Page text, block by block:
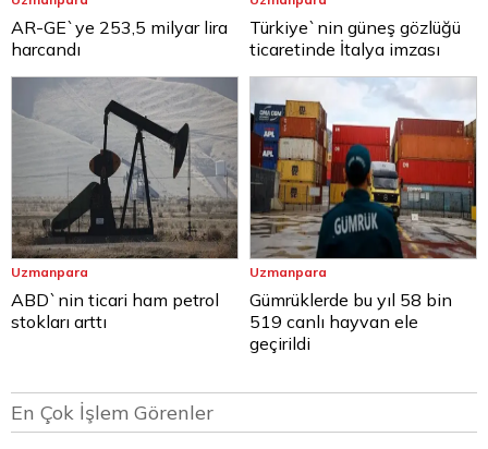
AR-GE`ye 253,5 milyar lira
harcandı
Türkiye`nin güneş gözlüğü
ticaretinde İtalya imzası
Uzmanpara
ABD`nin ticari ham petrol
stokları arttı
Uzmanpara
Gümrüklerde bu yıl 58 bin
519 canlı hayvan ele
geçirildi
En Çok İşlem Görenler